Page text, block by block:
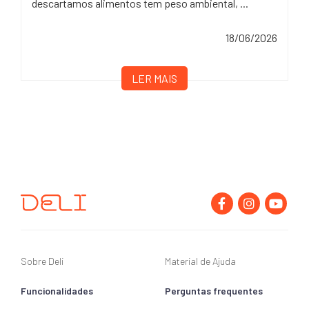
descartamos alimentos tem peso ambiental, ...
18/06/2026
LER MAIS
Sobre Deli
Funcionalidades
Material de Ajuda
Perguntas frequentes